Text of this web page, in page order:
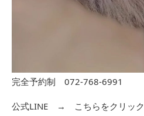
完全予約制 072-768-6991
公式LINE → こちらをクリック